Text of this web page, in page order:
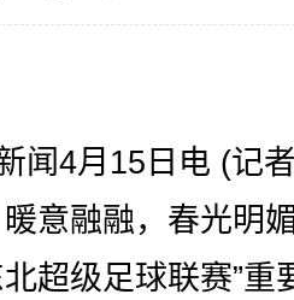
4月15日电 (记
意融融，春光明
超级足球联赛”重